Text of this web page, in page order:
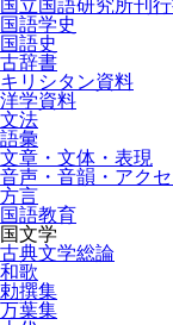
国立国語研究所刊
国語学史
国語史
古辞書
キリシタン資料
洋学資料
文法
語彙
文章・文体・表現
音声・音韻・アクセ
方言
国語教育
国文学
古典文学総論
和歌
勅撰集
万葉集